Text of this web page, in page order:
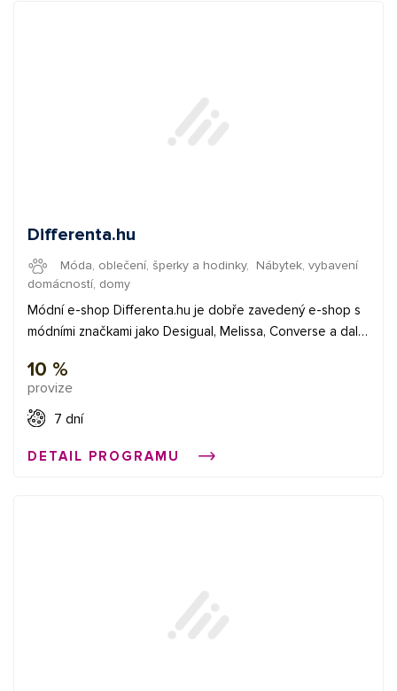
Differenta.hu
Móda, oblečení, šperky a hodinky, Nábytek, vybavení
domácností, domy
Módní e-shop Differenta.hu je dobře zavedený e-shop s
módními značkami jako Desigual, Melissa, Converse a další.
také módní doplňky, bytové doplňky ať už jde o svíčky,
vůně, nebo třeba povlečení. ✅Provize 10 % - nový
zákazník 4 % - stávající zákazník ✅Délka cookies 7 dní ✅K
10 %
provize
7 dní
DETAIL PROGRAMU